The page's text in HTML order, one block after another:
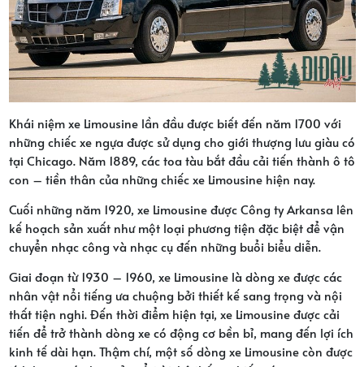
Khái niệm xe Limousine lần đầu được biết đến năm 1700 với
những chiếc xe ngựa được sử dụng cho giới thượng lưu giàu có
tại Chicago. Năm 1889, các toa tàu bắt đầu cải tiến thành ô tô
con – tiền thân của những chiếc xe Limousine hiện nay.
Cuối những năm 1920, xe Limousine được Công ty Arkansa lên
kế hoạch sản xuất như một loại phương tiện đặc biệt để vận
chuyển nhạc công và nhạc cụ đến những buổi biểu diễn.
Giai đoạn từ 1930 – 1960, xe Limousine là dòng xe được các
nhân vật nổi tiếng ưa chuộng bởi thiết kế sang trọng và nội
thất tiện nghi. Đến thời điểm hiện tại, xe Limousine được cải
tiến để trở thành dòng xe có động cơ bền bỉ, mang đến lợi ích
kinh tế dài hạn. Thậm chí, một số dòng xe Limousine còn được